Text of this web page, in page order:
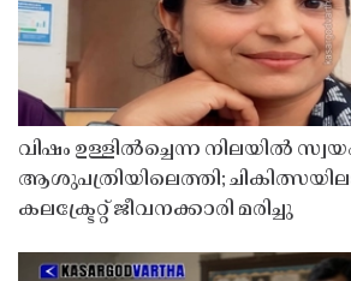
വിഷം ഉള്ളിൽച്ചെന്ന നിലയിൽ
ആശുപത്രിയിലെത്തി;
കലക്ട്രേറ്റ് ജീവനക്കാരി മരിച്ചു